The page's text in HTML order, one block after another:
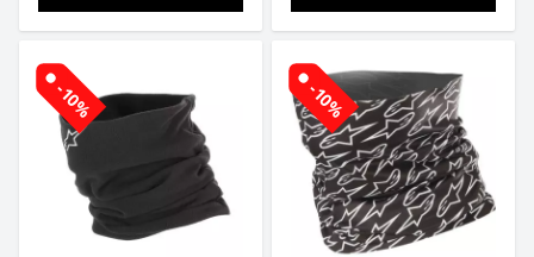
-10% -10%